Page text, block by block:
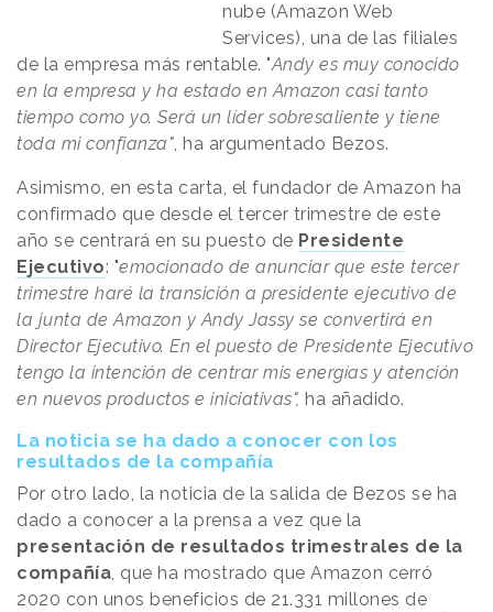
nube (Amazon Web
Services), una de las filiales
de la empresa más rentable. "Andy es muy conocido
en la empresa y ha estado en Amazon casi tanto
tiempo como yo. Será un líder sobresaliente y tiene
toda mi confianza", ha argumentado Bezos.
Asimismo, en esta carta, el fundador de Amazon ha
confirmado que desde el tercer trimestre de este
año se centrará en su puesto de Presidente
Ejecutivo: "emocionado de anunciar que este tercer
trimestre haré la transición a presidente ejecutivo de
la junta de Amazon y Andy Jassy se convertirá en
Director Ejecutivo. En el puesto de Presidente Ejecutivo
tengo la intención de centrar mis energías y atención
en nuevos productos e iniciativas", ha añadido.
La noticia se ha dado a conocer con los
resultados de la compañía
Por otro lado, la noticia de la salida de Bezos se ha
dado a conocer a la prensa a vez que la
presentación de resultados trimestrales de la
compañía, que ha mostrado que Amazon cerró
2020 con unos beneficios de 21.331 millones de